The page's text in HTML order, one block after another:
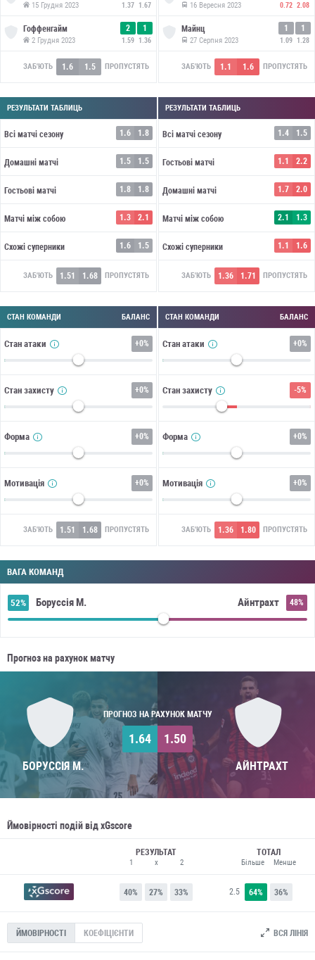
15 Грудня 2023 1.37 1.67
Гоффенгайм
2 Грудня 2023
2
1.59
1
1.36
ЗАБ'ЮТЬ 1.6 1.5 ПРОПУСТЯТЬ
РЕЗУЛЬТАТИ ТАБЛИЦЬ
Всі матчі сезону 1.6 1.8
Домашні матчі 1.5 1.5
Гостьові матчі 1.8 1.8
Матчі між собою 1.3 2.1
Схожі суперники 1.6 1.5
ЗАБ'ЮТЬ 1.51 1.68 ПРОПУСТЯТЬ
СТАН КОМАНДИ БАЛАНС
Стан атаки +0%
Стан захисту +0%
Форма +0%
Мотивація +0%
ЗАБ'ЮТЬ 1.51 1.68 ПРОПУСТЯТЬ
16 Вересня 2023 0.72 2.08
Майнц
27 Серпня 2023
1
1.09
1
1.28
ЗАБ'ЮТЬ 1.1 1.6 ПРОПУСТЯТЬ
РЕЗУЛЬТАТИ ТАБЛИЦЬ
Всі матчі сезону 1.4 1.5
Гостьові матчі 1.1 2.2
Домашні матчі 1.7 2.0
Матчі між собою 2.1 1.3
Схожі суперники 1.1 1.6
ЗАБ'ЮТЬ 1.36 1.71 ПРОПУСТЯТЬ
СТАН КОМАНДИ БАЛАНС
Стан атаки +0%
Стан захисту -5%
Форма +0%
Мотивація +0%
ЗАБ'ЮТЬ 1.36 1.80 ПРОПУСТЯТЬ
ВАГА КОМАНД
52% Боруссія М. Айнтрахт 48%
Прогноз на рахунок матчу
БОРУССІЯ М.
ПРОГНОЗ НА РАХУНОК МАТЧУ
1.64 1.50
АЙНТРАХТ
Ймовірності подій від xGscore
РЕЗУЛЬТАТ
1
40%
x
27%
2
33%
ТОТАЛ
2.5
Більше
64%
Менше
36%
ЙМОВІРНОСТІ КОЕФІЦІЄНТИ ВСЯ ЛІНІЯ